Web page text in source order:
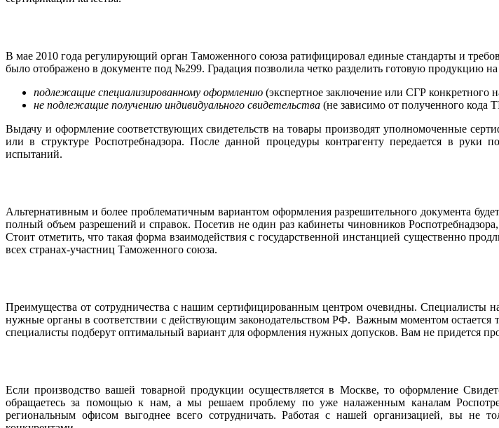
В мае 2010 года регулирующий орган Таможенного союза ратифицировал единые стандарты и
было отображено в документе под №299. Градация позволила четко разделить готовую продукцию на
подлежащие специализированному оформлению (экспертное заключение или СГР конкретного
не подлежащие получению индивидуального свидетельства (не зависимо от полученного
Выдачу и оформление соответствующих свидетельств на товары производят уполномоченные
или в структуре Роспотребнадзора. После данной процедуры контрагенту передается в руки
испытаний.
Альтернативным и более проблематичным вариантом оформления разрешительного документа
полный объем разрешений и справок. Посетив не один раз кабинеты чиновников
Стоит отметить, что такая форма взаимодействия с государственной инстанцией существенно
всех странах-участниц Таможенного союза.
Преимущества от сотрудничества с нашим сертифицированным центром очевидны. Специалисты
нужные органы в соответствии с действующим законодательством РФ. Важным моментом
специалисты подберут оптимальный вариант для оформления нужных допусков. Вам не придется
Если производство вашей товарной продукции осуществляется в Москве, то оформление
обращаетесь за помощью к нам, а мы решаем проблему по уже налаженным каналам
региональным офисом выгоднее всего сотрудничать. Работая с нашей организацией, вы не